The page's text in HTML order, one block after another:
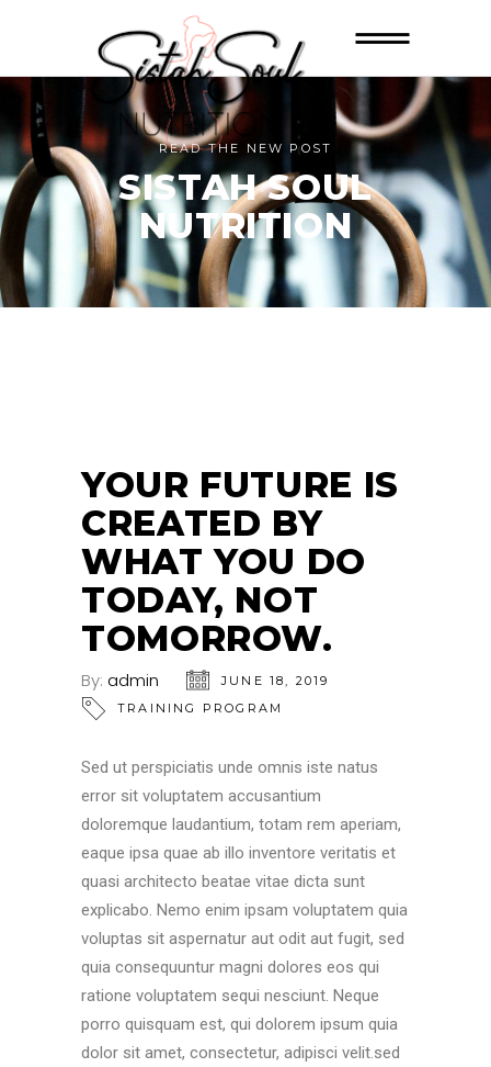
READ THE NEW POST
SISTAH SOUL
NUTRITION
YOUR FUTURE IS
CREATED BY
WHAT YOU DO
TODAY, NOT
TOMORROW.
By: admin
JUNE 18, 2019
TRAINING PROGRAM
Sed ut perspiciatis unde omnis iste natus
error sit voluptatem accusantium
doloremque laudantium, totam rem aperiam,
eaque ipsa quae ab illo inventore veritatis et
quasi architecto beatae vitae dicta sunt
explicabo. Nemo enim ipsam voluptatem quia
voluptas sit aspernatur aut odit aut fugit, sed
quia consequuntur magni dolores eos qui
ratione voluptatem sequi nesciunt. Neque
porro quisquam est, qui dolorem ipsum quia
dolor sit amet, consectetur, adipisci velit.sed